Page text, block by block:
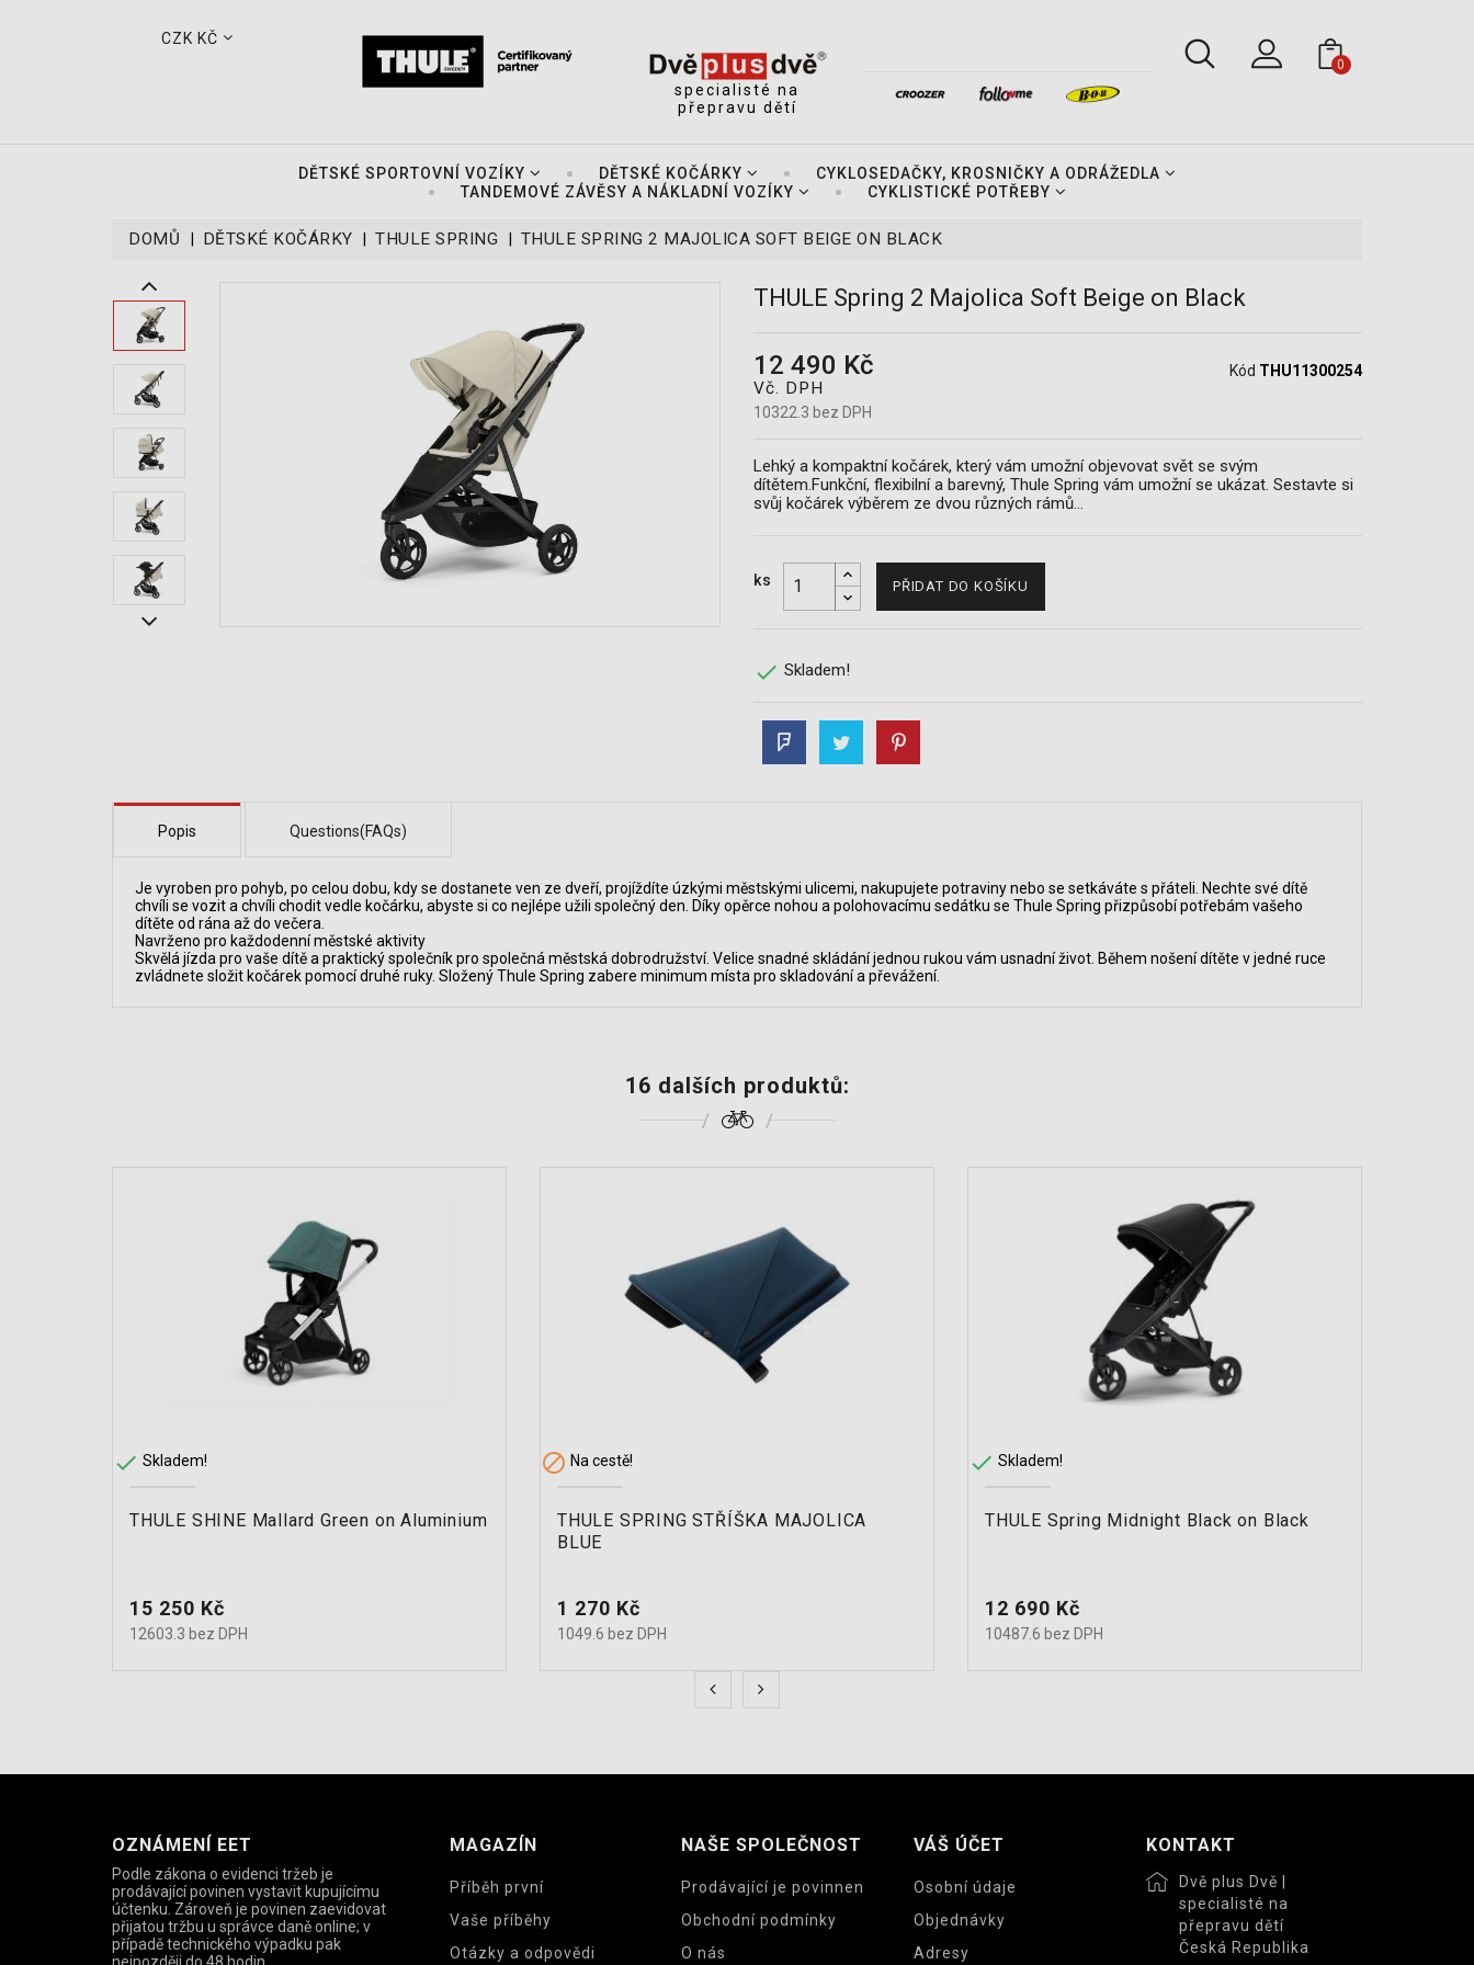
CZK KČ
specialisté na
přepravu dětí
0
DĚTSKÉ SPORTOVNÍ VOZÍKY DĚTSKÉ KOČÁRKY
CYKLOSEDAČKY, KROSNIČKY A ODRÁŽEDLA
TANDEMOVÉ ZÁVĚSY A NÁKLADNÍ VOZÍKY
CYKLISTICKÉ POTŘEBY
DOMŮ DĚTSKÉ KOČÁRKY THULE SPRING THULE SPRING 2 MAJOLICA SOFT BEIGE ON BLACK
THULE Spring 2 Majolica Soft Beige on Black
12 490 Kč
Vč. DPH
10322.3 bez DPH
Kód THU11300254
Lehký a kompaktní kočárek, který vám umožní objevovat svět se svým
dítětem.Funkční, flexibilní a barevný, Thule Spring vám umožní se ukázat. Sestavte si
svůj kočárek výběrem ze dvou různých rámů…
ks PŘIDAT DO KOŠÍKU
 Skladem!
Popis Questions(FAQs)
Je vyroben pro pohyb, po celou dobu, kdy se dostanete ven ze dveří, projíždíte úzkými městskými ulicemi, nakupujete potraviny nebo se setkáváte s přáteli. Nechte své dítě
chvíli se vozit a chvíli chodit vedle kočárku, abyste si co nejlépe užili společný den. Díky opěrce nohou a polohovacímu sedátku se Thule Spring přizpůsobí potřebám vašeho
dítěte od rána až do večera.
Navrženo pro každodenní městské aktivity
Skvělá jízda pro vaše dítě a praktický společník pro společná městská dobrodružství. Velice snadné skládání jednou rukou vám usnadní život. Během nošení dítěte v jedné ruce
zvládnete složit kočárek pomocí druhé ruky. Složený Thule Spring zabere minimum místa pro skladování a převážení.
16 dalších produktů:
 Skladem!
THULE SHINE Mallard Green on Aluminium
Cena
15 250 Kč
12603.3 bez DPH
 Na cestě!
THULE SPRING STŘÍŠKA MAJOLICA
BLUE
Cena
1 270 Kč
1049.6 bez DPH
 Skladem!
THULE Spring Midnight Black on Black
Cena
12 690 Kč
10487.6 bez DPH
OZNÁMENÍ EET
Podle zákona o evidenci tržeb je
prodávající povinen vystavit kupujícímu
účtenku. Zároveň je povinen zaevidovat
přijatou tržbu u správce daně online; v
případě technického výpadku pak
MAGAZÍN
Příběh první
Vaše příběhy
Otázky a odpovědi
NAŠE SPOLEČNOST
Prodávající je povinnen
Obchodní podmínky
O nás
VÁŠ ÚČET
Osobní údaje
Objednávky
Adresy
KONTAKT
Dvě plus Dvě |
specialisté na
přepravu dětí
Česká Republika